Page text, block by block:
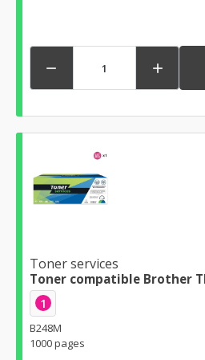
 
Toner services
Toner compatible Brother
1
B248M
1000 pages